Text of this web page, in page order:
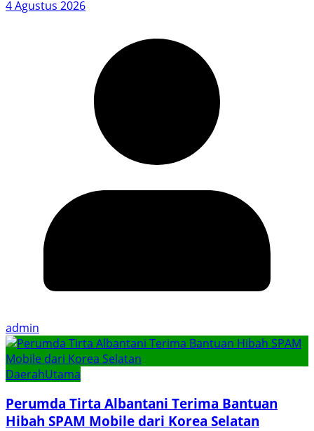
4 Agustus 2026
admin
DaerahUtama
Perumda Tirta Albantani Terima Bantuan
Hibah SPAM Mobile dari Korea Selatan